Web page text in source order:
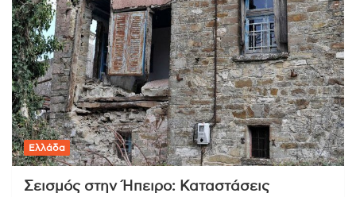
Ελλάδα
Σεισμός στην Ήπειρο: Καταστάσεις